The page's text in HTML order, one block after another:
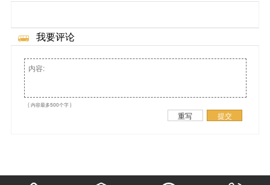
我要评论
( 内容最多500个字 )
重写 提交